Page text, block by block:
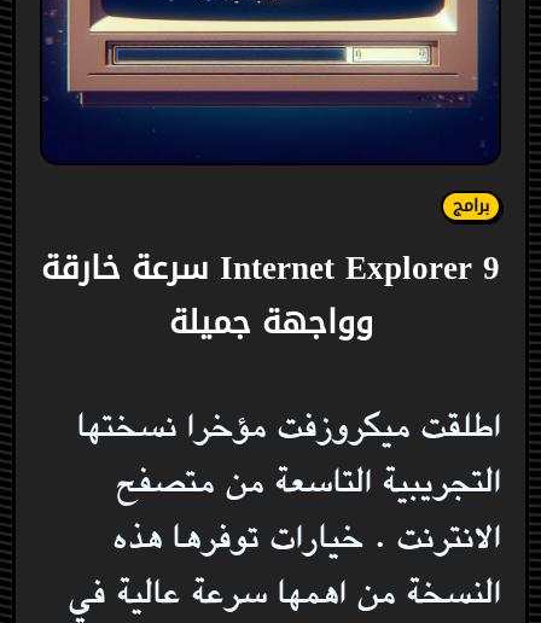
برامج
Internet Explorer 9 سرعة خارقة
وواجهة جميلة
اطلقت ميكروزفت مؤخرا نسختها
التجريبية التاسعة من متصفح
الانترنت . خيارات توفرها هذه
النسخة من اهمها سرعة عالية في